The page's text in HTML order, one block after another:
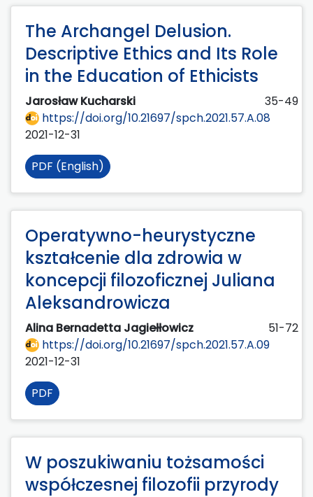
The Archangel Delusion.
Descriptive Ethics and Its Role
in the Education of Ethicists
Jarosław Kucharski
35-49
https://doi.org/10.21697/spch.2021.57.A.08
2021-12-31
PDF (English)
Operatywno-heurystyczne
kształcenie dla zdrowia w
koncepcji filozoficznej Juliana
Aleksandrowicza
Alina Bernadetta Jagiełłowicz
51-72
https://doi.org/10.21697/spch.2021.57.A.09
2021-12-31
PDF
W poszukiwaniu tożsamości
współczesnej filozofii przyrody